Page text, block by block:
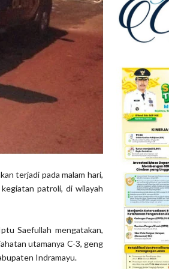
terjadi pada malam hari,
patroli, di wilayah
Saefullah mengatakan,
utamanya C-3, geng
Indramayu.